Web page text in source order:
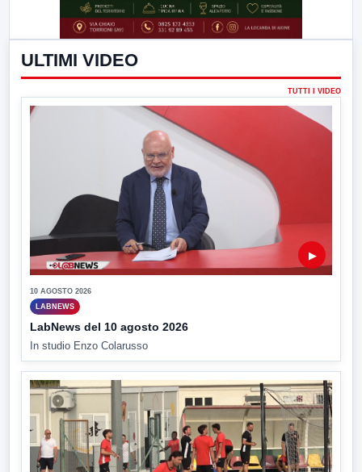
ULTIMI VIDEO
TUTTI I VIDEO
▶
10 AGOSTO 2026
LABNEWS
LabNews del 10 agosto 2026
In studio Enzo Colarusso